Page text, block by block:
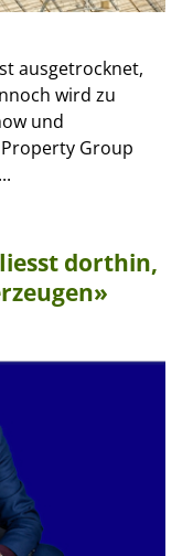
ausgetrocknet,
wird zu
und
Property Group
dorthin,